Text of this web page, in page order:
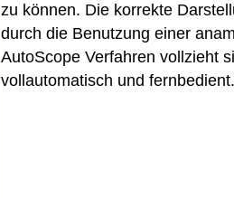
zu können. Die korrekte
durch die Benutzung einer
AutoScope Verfahren vollzieht
vollautomatisch und fernbedient.